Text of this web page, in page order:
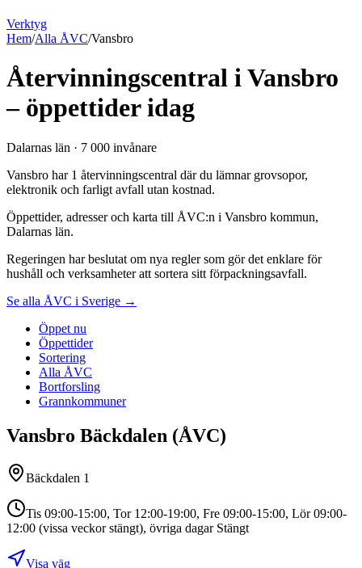
Verktyg
Hem/Alla ÅVC/Vansbro
Återvinningscentral i Vansbro
– öppettider idag
Dalarnas län · 7 000 invånare
Vansbro har 1 återvinningscentral där du lämnar grovsopor,
elektronik och farligt avfall utan kostnad.
Öppettider, adresser och karta till ÅVC:n i Vansbro kommun,
Dalarnas län.
Regeringen har beslutat om nya regler som gör det enklare för
hushåll och verksamheter att sortera sitt förpackningsavfall.
Se alla ÅVC i Sverige →
Öppet nu
Öppettider
Sortering
Alla ÅVC
Bortforsling
Grannkommuner
Vansbro Bäckdalen (ÅVC)
Bäckdalen 1
Tis 09:00-15:00, Tor 12:00-19:00, Fre 09:00-15:00, Lör 09:00-
12:00 (vissa veckor stängt), övriga dagar Stängt
Visa väg